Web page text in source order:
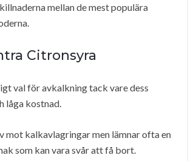
mellan de mest populära
Citronsyra
val för avkalkning tack vare dess
låga kostnad.
kalkavlagringar men lämnar ofta en
som kan vara svår att få bort.